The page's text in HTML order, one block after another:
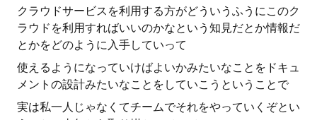
クラウドサービスを利用する方がどういうふうにこのク
ラウドを利用すればいいのかなという知見だとか情報だ
とかをどのように入手していって
使えるようになっていけばよいかみたいなことをドキュ
メントの設計みたいなことをしていこうということで
実は私一人じゃなくてチームでそれをやっていくぞとい